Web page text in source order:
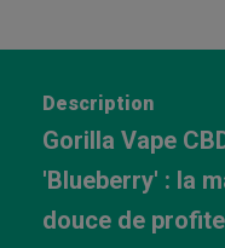
Description
Gorilla Vape
'Blueberry' : la
douce de